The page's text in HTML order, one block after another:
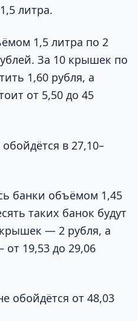
литра.
1,5 литра по 2
За 10 крышек по
1,60 рубля, а
от 5,50 до 45
в 27,10–
банки объёмом 1,45
таких банок будут
— 2 рубля, а
19,53 до 29,06
обойдётся от 48,03